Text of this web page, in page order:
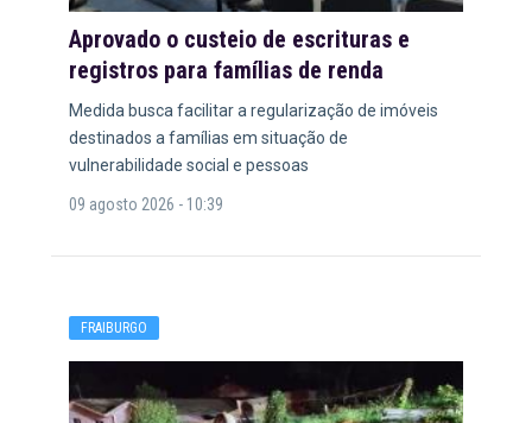
Aprovado o custeio de escrituras e
registros para famílias de renda
Medida busca facilitar a regularização de imóveis
destinados a famílias em situação de
vulnerabilidade social e pessoas
09 agosto 2026 - 10:39
FRAIBURGO